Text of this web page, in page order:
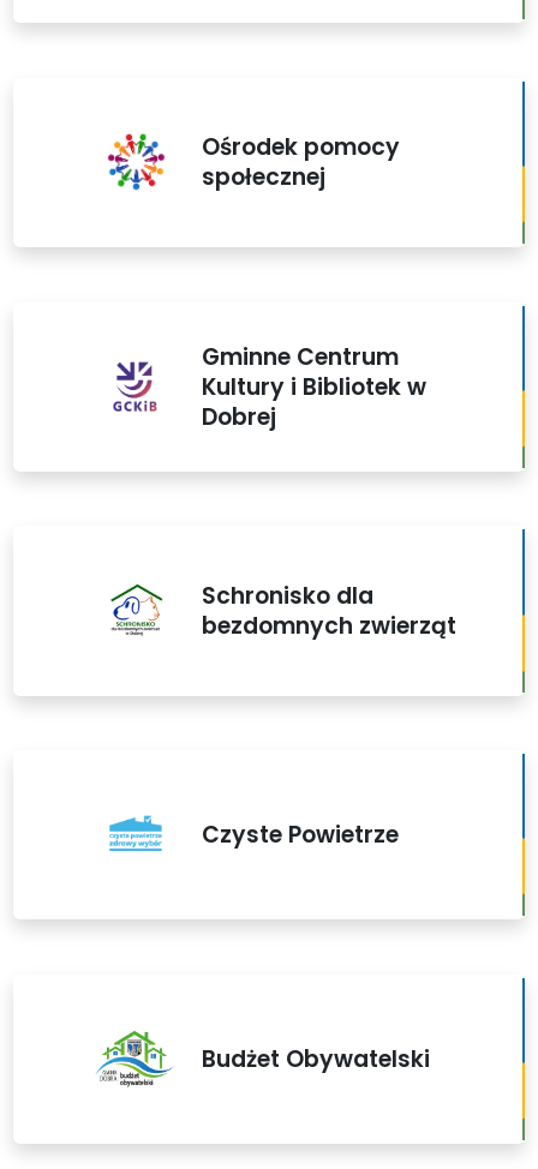
Ośrodek pomocy
społecznej
Gminne Centrum
Kultury i Bibliotek w
Dobrej
Schronisko dla
bezdomnych zwierząt
Czyste Powietrze
Budżet Obywatelski